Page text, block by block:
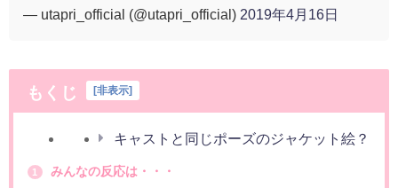
— utapri_official (@utapri_official) 2019年4月16日
もくじ 非表示
キャストと同じポーズのジャケット絵？
1 みんなの反応は・・・